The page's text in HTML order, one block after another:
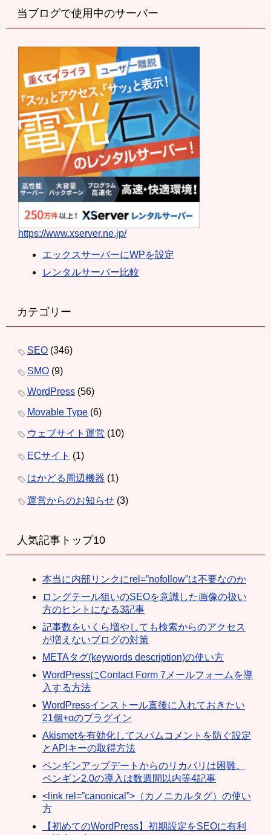
当ブログで使用中のサーバー
https://www.xserver.ne.jp/
エックスサーバーにWPを設定
レンタルサーバー比較
カテゴリー
SEO (346)
SMO (9)
WordPress (56)
Movable Type (6)
ウェブサイト運営 (10)
ECサイト (1)
はかどる周辺機器 (1)
運営からのお知らせ (3)
人気記事トップ10
本当に内部リンクにrel=”nofollow”は不要なのか
ロングテール狙いのSEOを意識した画像の扱い
方のヒントになる3記事
記事数をいくら増やしても検索からのアクセス
が増えないブログの対策
METAタグ(keywords description)の使い方
WordPressにContact Form 7メールフォームを導
入する方法
WordPressインストール直後に入れておきたい
21個+αのプラグイン
Akismetを有効化してスパムコメントを防ぐ設定
とAPIキーの取得方法
ペンギンアップデートからのリカバリは困難。
ペンギン2.0の導入は数週間以内等4記事
<link rel=”canonical”>（カノニカルタグ）の使い
方
【初めてのWordPress】初期設定をSEOに有利